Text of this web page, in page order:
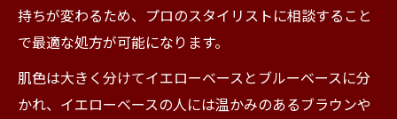
持ちが変わるため、プロのスタイリストに相談すること
で最適な処方が可能になります。
肌色は大きく分けてイエローベースとブルーベースに分
かれ、イエローベースの人には温かみのあるブラウンや